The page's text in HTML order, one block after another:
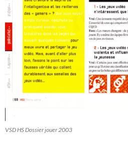
VSD HS Dossier jouer 2003